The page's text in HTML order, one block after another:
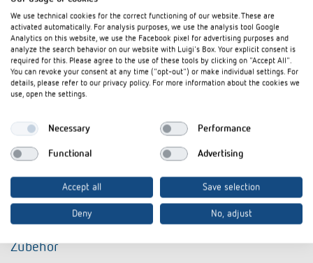
I agree that external content may be displayed to me.
Personal data can thus be transferred to third party
iON
Zubehör
We use technical cookies for the correct functioning of our website. These are
activated automatically. For analysis purposes, we use the analysis tool Google
Analytics on this website, we use the Facebook pixel for advertising purposes and
analyze the search behavior on our website with Luigi's Box. Your explicit consent is
required for this. Please agree to the use of these tools by clicking on "Accept All".
You can revoke your consent at any time ("opt-out") or make individual settings. For
details, please refer to our privacy policy. For more information about the cookies we
use, open the settings.
Necessary Performance
Functional Advertising
Accept all Save selection
Deny No, adjust